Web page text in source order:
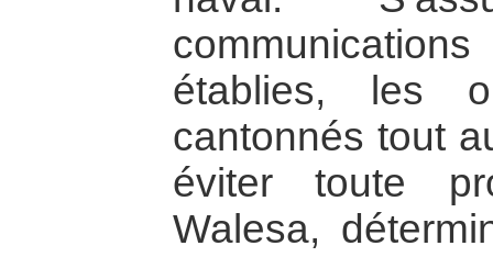
établies, les
cantonnés tout
éviter toute
Walesa,